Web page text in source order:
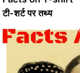
टी-शर्ट पर तथ्य